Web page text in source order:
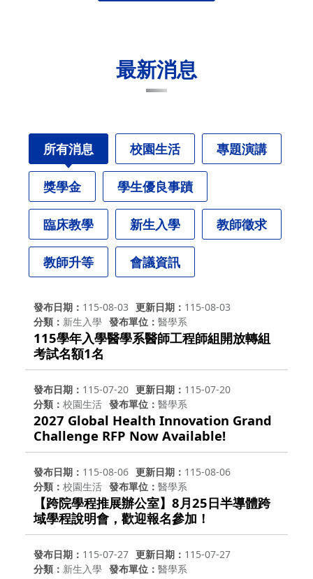
最新消息
所有消息 校園生活 專題演講
獎學金 學生優良事蹟
臨床教學 新生入學 教師徵求
教師升等 會議資訊
發布日期 115-08-03 更新日期
115-08-03
分類
新生入學 發布單位 醫學系
115學年入學醫學系醫師工程師組開放轉組
考試名額1名
發布日期 115-07-20 更新日期
115-07-20
分類
校園生活 發布單位 醫學系
2027 Global Health Innovation Grand
Challenge RFP Now Available!
發布日期 115-08-06 更新日期
115-08-06
分類
校園生活 發布單位 醫學系
【跨院學程推展辦公室】8月25日半導體跨
域學程說明會，歡迎報名參加！
發布日期 115-07-27 更新日期
115-07-27
分類
新生入學 發布單位 醫學系